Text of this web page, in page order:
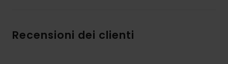
Recensioni dei clienti